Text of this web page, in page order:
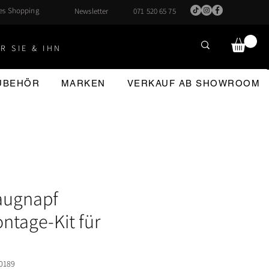
Shopping Newsletter 071 520 65 75
SIE & IHN
MARKEN VERKAUF AB SHOWROOM
Kit für